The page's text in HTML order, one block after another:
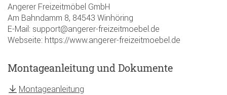
Angerer Freizeitmöbel GmbH
Am Bahndamm 8, 84543 Winhöring
E-Mail: support@angerer-freizeitmoebel.de
Webseite: https://www.angerer-freizeitmoebel.de
Montageanleitung und Dokumente
Montageanleitung